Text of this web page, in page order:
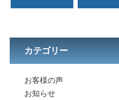
カテゴリー
お客様の声
お知らせ